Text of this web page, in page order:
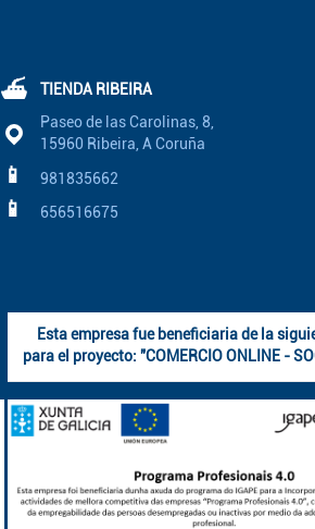
⛴
TIENDA RIBEIRA
Paseo de las Carolinas, 8,
15960 Ribeira, A Coruña
📱 981835662
📱 656516675
Esta empresa fue beneficiaria de la
para el proyecto: "COMERCIO ONLINE -